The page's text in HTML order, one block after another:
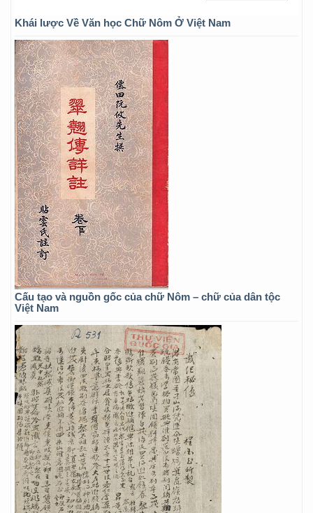
Khái lược Về Văn học Chữ Nôm Ở Việt Nam
Cấu tạo và nguồn gốc của chữ Nôm – chữ của dân tộc
Việt Nam